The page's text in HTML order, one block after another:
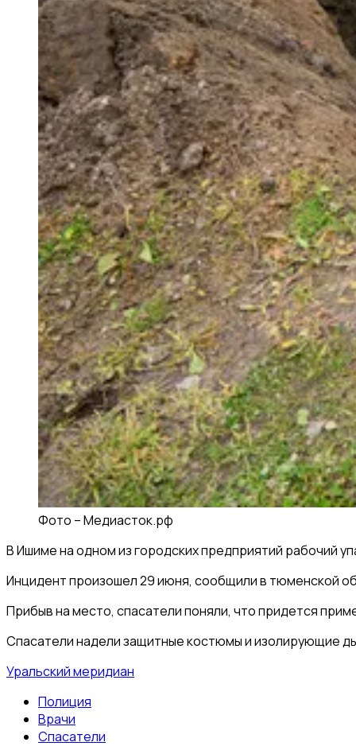
Фото –Медиасток.рф
В Ишиме на одном из городских предприятий рабочий
Инцидент произошел 29 июня, сообщили в тюменской
Прибыв на место, спасатели поняли, что придется
Спасатели надели защитные костюмы и изолирующие
Уральский меридиан
Полиция
Врачи
Спасатели